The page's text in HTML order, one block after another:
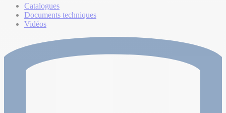
Catalogues
Documents techniques
Vidéos